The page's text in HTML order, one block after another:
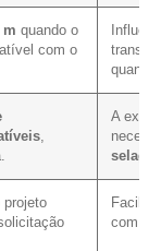
m quando o
com o
A
projeto
Facilita
com as